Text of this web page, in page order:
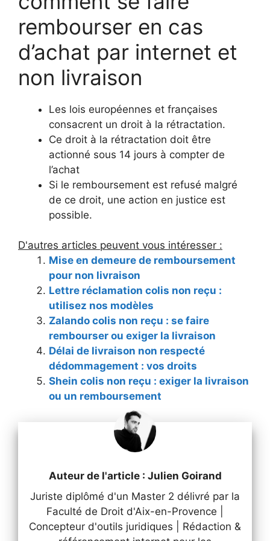
rembourser en cas
d’achat par internet et
non livraison
Les lois européennes et françaises
consacrent un droit à la rétractation.
Ce droit à la rétractation doit être
actionné sous 14 jours à compter de
l’achat
Si le remboursement est refusé malgré
de ce droit, une action en justice est
possible.
D'autres articles peuvent vous intéresser :
Mise en demeure de remboursement
pour non livraison
Lettre réclamation colis non reçu :
utilisez nos modèles
Zalando colis non reçu : se faire
rembourser ou exiger la livraison
Délai de livraison non respecté
dédommagement : vos droits
Shein colis non reçu : exiger la livraison
ou un remboursement
Auteur de l'article : Julien Goirand
Juriste diplômé d'un Master 2 délivré par la
Faculté de Droit d'Aix-en-Provence |
Concepteur d'outils juridiques | Rédaction &